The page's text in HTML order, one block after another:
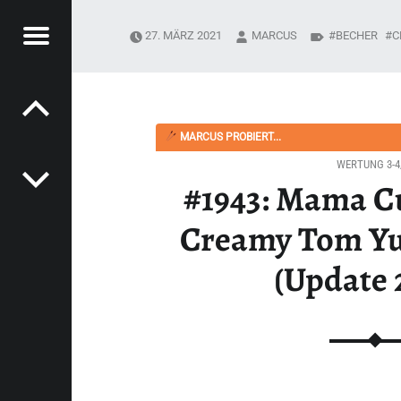
Menü
MARCUS PROBIERT...
#1943: Mama
Creamy Tom
(Update
WERTUNG 3-
27. MÄRZ 2021 MARCUS BECHER